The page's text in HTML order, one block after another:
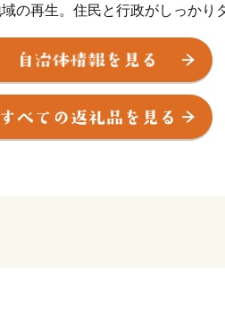
域の再生。住民と行政がしっかり
れ、必要とし、「（み）んなで
くする」共創・協働のまちづく
さるみなさま、心から感謝いた